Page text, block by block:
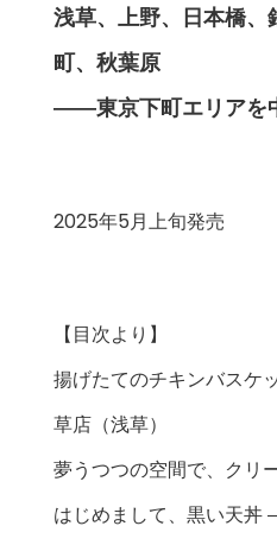
浅草、上野、日本橋、
町、秋葉原
――東京下町エリアを
2025年5月上旬発売
【目次より】
揚げたてのチキンバスケ
草店（浅草）
夢うつつの空間で、クリ
はじめまして、黒い天丼